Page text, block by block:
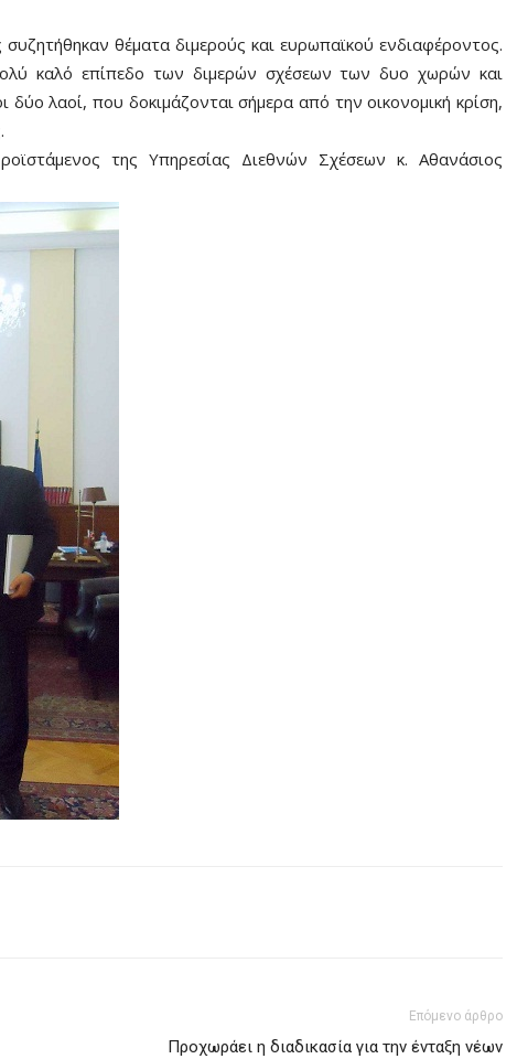
θέματα διμερούς και ευρωπαϊκού ενδιαφέροντος.
καλό επίπεδο των διμερών σχέσεων των δυο χωρών και
δύο λαοί, που δοκιμάζονται σήμερα από την οικονομική κρίση,
της Υπηρεσίας Διεθνών Σχέσεων κ. Αθανάσιος
Επόμενο άρθρο
Προχωράει η διαδικασία για την ένταξη νέων